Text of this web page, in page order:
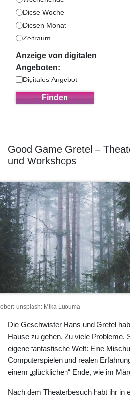
Diese Woche
Diesen Monat
Zeitraum
Anzeige von digitalen
Angeboten:
Digitales Angebot
Good Game Gretel –
und Workshops
unsplash: Mika Luouma
Die Geschwister Hans und Gretel
Hause zu gehen. Zu viele Probleme.
eigene fantastische Welt: Eine
Computerspielen und realen
einem „glücklichen“ Ende, wie im
Nach dem Theaterbesuch habt ihr in